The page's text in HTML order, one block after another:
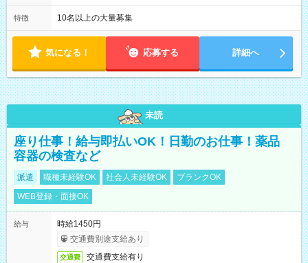
だける方 ・実働時間：7.5時間（休憩1時間）
特徴 10名以上の大量募集
気になる！ 応募する 詳細へ
未読
座り仕事！給与即払いOK！日勤のお仕事！薬品
容器の検査など
派遣 職種未経験OK 社会人未経験OK
ブランクOK
WEB登録・面接OK
給与
時給1450円
交通費別途支給あり
交通費 交通費支給有り